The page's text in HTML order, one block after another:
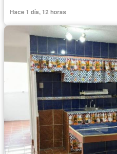
Hace 1 día, 12 horas